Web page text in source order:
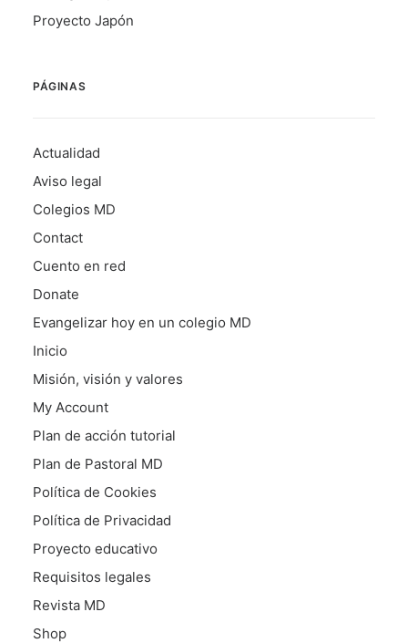
Proyecto Japón
PÁGINAS
Actualidad
Aviso legal
Colegios MD
Contact
Cuento en red
Donate
Evangelizar hoy en un colegio MD
Inicio
Misión, visión y valores
My Account
Plan de acción tutorial
Plan de Pastoral MD
Política de Cookies
Política de Privacidad
Proyecto educativo
Requisitos legales
Revista MD
Shop